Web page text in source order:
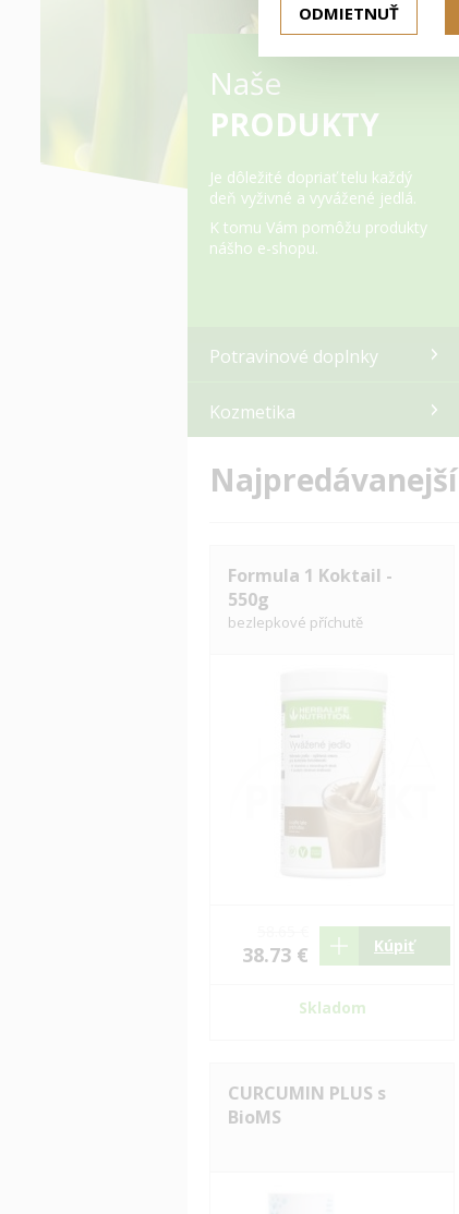
Naše
PRODUKTY
Je dôležité dopriať telu každý
deň vyživné a vyvážené jedlá.
K tomu Vám pomôžu produkty
nášho e-shopu.
Potravinové doplnky
Kozmetika
Najpredávanejší
Formula 1 Koktail -
550g
bezlepkové příchutě
38.73 € Kúpiť
Skladom
CURCUMIN PLUS s
BioMS
ODMIETNUŤ